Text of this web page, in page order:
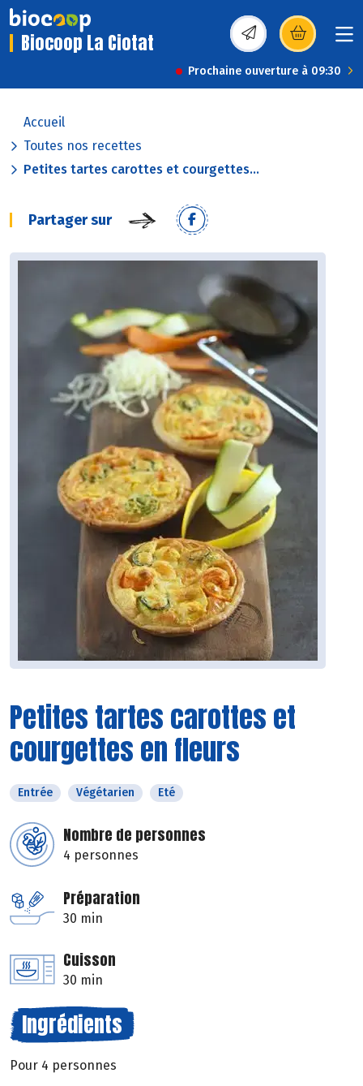
Biocoop La Ciotat (s’ouvre dans une
Prochaine ouverture à 09:30
Accueil
Toutes nos recettes
Petites tartes carottes et courgettes...
Partager sur
Petites tartes carottes et
courgettes en fleurs
Entrée Végétarien Eté
Nombre de personnes
4 personnes
Préparation
30 min
Cuisson
30 min
Ingrédients
Pour 4 personnes